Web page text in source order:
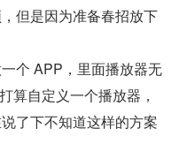
但是因为准备春招放下
个 APP，里面播放器无
算自定义一个播放器，
了下不知道这样的方案